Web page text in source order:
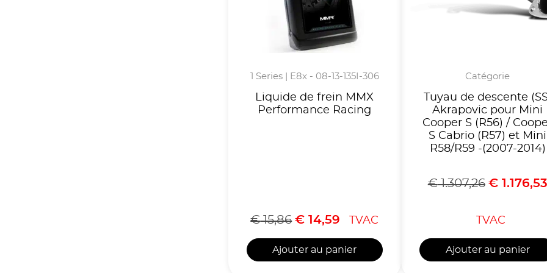
1 Series | E8x - 08-13-135I-306
Liquide de frein MMX
Performance Racing
€15,86 € 14,59 TVAC
Ajouter au panier
Catégorie
Tuyau de descente
Akrapovic pour Mini
Cooper S (R56) /
S Cabrio (R57) et Mini
R58/R59 -(2007-2014)
€1.307,26 €1.176,53
TVAC
Ajouter au panier